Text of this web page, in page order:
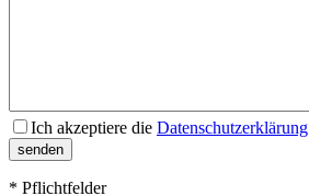
Ich akzeptiere die Datenschutzerklärung
* Pflichtfelder